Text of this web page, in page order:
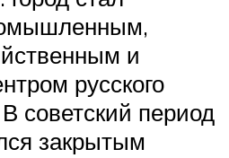
и
русского
советский период
закрытым